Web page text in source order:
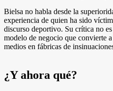
Bielsa no habla desde la
experiencia de quien ha sido
discurso deportivo. Su crítica no
modelo de negocio que convierte
medios en fábricas de
¿Y ahora qué?